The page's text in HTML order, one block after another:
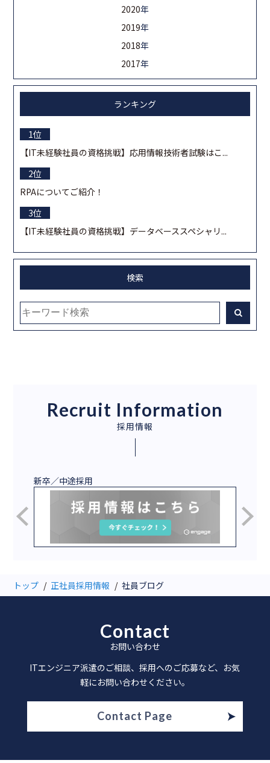
2020年
2019年
2018年
2017年
ランキング
【IT未経験社員の資格挑戦】応用情報技術者試験はこ...
RPAについてご紹介！
【IT未経験社員の資格挑戦】データベーススペシャリ...
検索
Recruit Information
採用情報
新卒／中途採用
トップ 正社員採用情報 社員ブログ
Contact
お問い合わせ
ITエンジニア派遣のご相談、採用へのご応募など、お気
軽にお問い合わせください。
Contact Page